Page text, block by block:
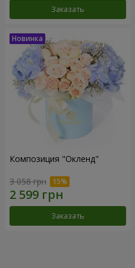
Заказать
Композиция "Окленд"
3 058 грн
Заказать